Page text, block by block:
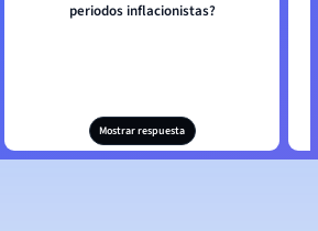
periodos inflacionistas?
Mostrar respuesta